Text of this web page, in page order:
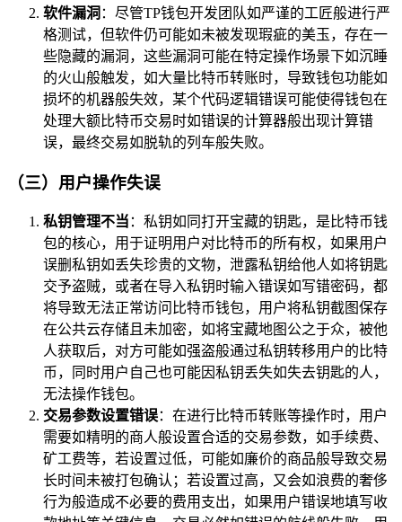
软件漏洞 ：尽管TP钱包开发团队如严谨的工匠般进行严
格测试，但软件仍可能如未被发现瑕疵的美玉，存在一
些隐藏的漏洞，这些漏洞可能在特定操作场景下如沉睡
的火山般触发，如大量比特币转账时，导致钱包功能如
损坏的机器般失效，某个代码逻辑错误可能使得钱包在
处理大额比特币交易时如错误的计算器般出现计算错
误，最终交易如脱轨的列车般失败。
（三）用户操作失误
私钥管理不当 ：私钥如同打开宝藏的钥匙，是比特币钱
包的核心，用于证明用户对比特币的所有权，如果用户
误删私钥如丢失珍贵的文物，泄露私钥给他人如将钥匙
交予盗贼，或者在导入私钥时输入错误如写错密码，都
将导致无法正常访问比特币钱包，用户将私钥截图保存
在公共云存储且未加密，如将宝藏地图公之于众，被他
人获取后，对方可能如强盗般通过私钥转移用户的比特
币，同时用户自己也可能因私钥丢失如失去钥匙的人，
无法操作钱包。
交易参数设置错误：在进行比特币转账等操作时，用户
需要如精明的商人般设置合适的交易参数，如手续费、
矿工费等，若设置过低，可能如廉价的商品般导致交易
长时间未被打包确认；若设置过高，又会如浪费的奢侈
行为般造成不必要的费用支出，如果用户错误地填写收